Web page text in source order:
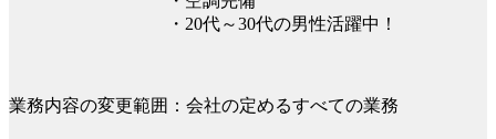
・20代～30代の男性活躍中！
業務内容の変更範囲：会社の定めるすべての業務